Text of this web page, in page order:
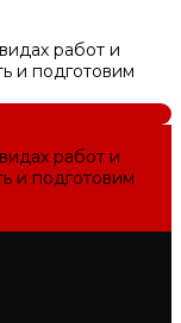
работ и
и подготовим
работ и
и подготовим